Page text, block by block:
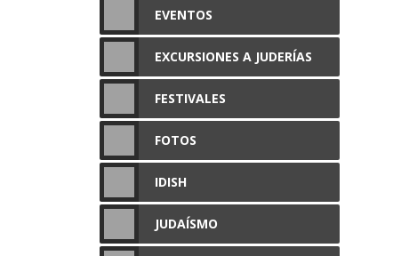
EVENTOS
EXCURSIONES A JUDERÍAS
FESTIVALES
FOTOS
IDISH
JUDAÍSMO